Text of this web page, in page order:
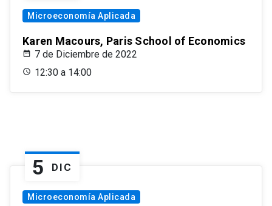
Microeconomía Aplicada
Karen Macours, Paris School of Economics
7 de Diciembre de 2022
12:30 a 14:00
5 DIC
Microeconomía Aplicada